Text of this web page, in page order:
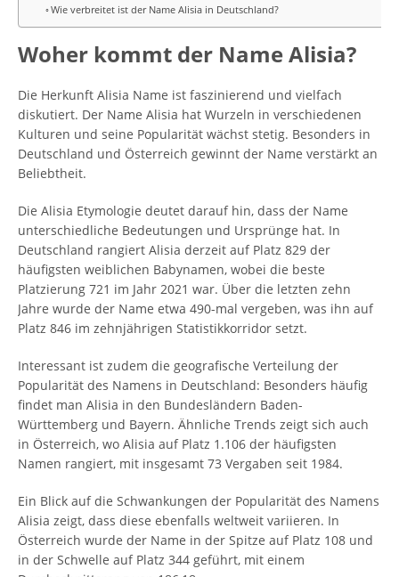
Wie verbreitet ist der Name Alisia in Deutschland?
Woher kommt der Name Alisia?
Die Herkunft Alisia Name ist faszinierend und vielfach
diskutiert. Der Name Alisia hat Wurzeln in verschiedenen
Kulturen und seine Popularität wächst stetig. Besonders in
Deutschland und Österreich gewinnt der Name verstärkt an
Beliebtheit.
Die Alisia Etymologie deutet darauf hin, dass der Name
unterschiedliche Bedeutungen und Ursprünge hat. In
Deutschland rangiert Alisia derzeit auf Platz 829 der
häufigsten weiblichen Babynamen, wobei die beste
Platzierung 721 im Jahr 2021 war. Über die letzten zehn
Jahre wurde der Name etwa 490-mal vergeben, was ihn auf
Platz 846 im zehnjährigen Statistikkorridor setzt.
Interessant ist zudem die geografische Verteilung der
Popularität des Namens in Deutschland: Besonders häufig
findet man Alisia in den Bundesländern Baden-
Württemberg und Bayern. Ähnliche Trends zeigt sich auch
in Österreich, wo Alisia auf Platz 1.106 der häufigsten
Namen rangiert, mit insgesamt 73 Vergaben seit 1984.
Ein Blick auf die Schwankungen der Popularität des Namens
Alisia zeigt, dass diese ebenfalls weltweit variieren. In
Österreich wurde der Name in der Spitze auf Platz 108 und
in der Schwelle auf Platz 344 geführt, mit einem